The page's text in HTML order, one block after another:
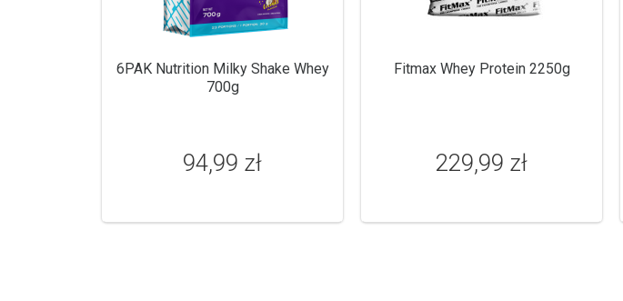
6PAK Nutrition Milky Shake Whey
700g
94,99 zł
Fitmax Whey Protein 2250g
229,99 zł